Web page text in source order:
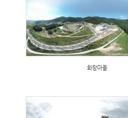
화랑마을